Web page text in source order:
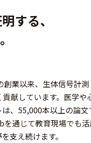
する、
業以来、生体信号計
献しています。医学
、55,000本以上の論
通じて教育現場でも
支え続けます。